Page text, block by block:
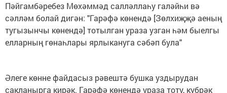
Пәйгамбәребез Мөхәммәд салләллаһу галәйһи вә
сәлләм болай дигән: "Гарәфә көнендә [Зөлхиҗҗә аеның
тугызынчы көнендә] тотылган ураза узган һәм быелгы
елларның гөнаһлары ярлыкануга сәбәп була"
Әлеге көнне файдасыз рәвештә бушка уздырудан
сакланырга кирәк. Гарәфә көнендә ураза тоту, күбрәк